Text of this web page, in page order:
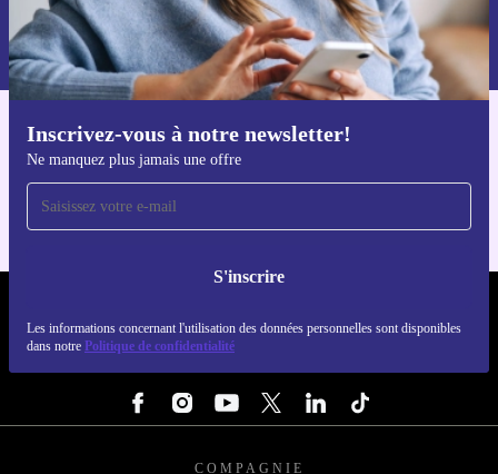
Inscrivez-vous à notre newsletter!
Ne manquez plus jamais une offre
S'inscrire
Les informations concernant l'utilisation des données personnelles sont disponibles
dans notre Politique de confidentialité
Retrouvez les informations sur l'utilisation des données personnelles
dans notre
politique de confidentialité.
Téléchargez l'application refurbed
Pour iOS et Android
COMPAGNIE